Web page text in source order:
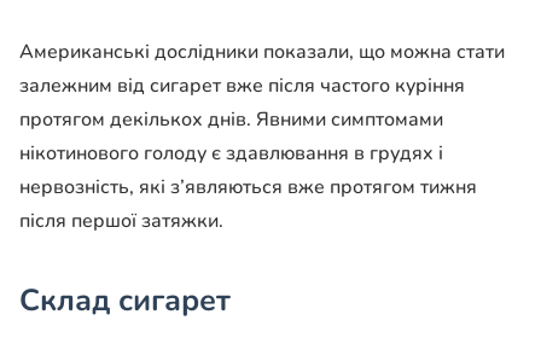
Американські дослідники показали, що можна стати
залежним від сигарет вже після частого куріння
протягом декількох днів. Явними симптомами
нікотинового голоду є здавлювання в грудях і
нервозність, які з’являються вже протягом тижня
після першої затяжки.
Склад сигарет